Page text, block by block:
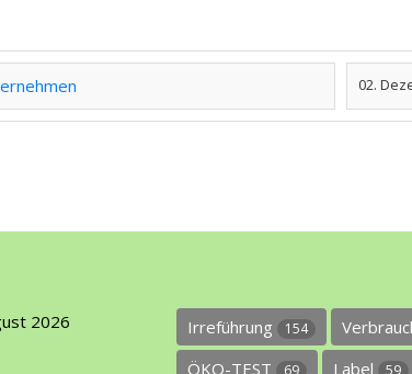
02.
2026 Irreführung 154
ÖKO-TEST 69 Label 59